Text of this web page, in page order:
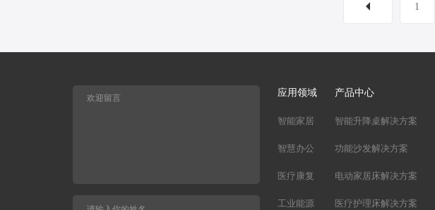
1
应用领域
智能家居
智慧办公
医疗康复
工业能源
产品中心
智能升降桌解决方案
功能沙发解决方案
电动家居床解决方案
医疗护理床解决方案